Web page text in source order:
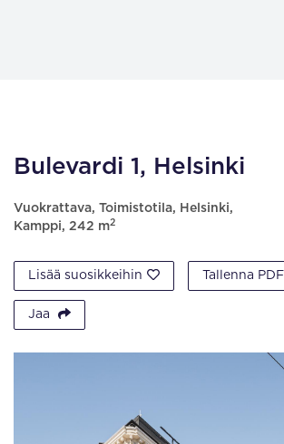
Bulevardi 1, Helsinki
Vuokrattava, Toimistotila, Helsinki,
Kamppi, 242 m2
Lisää suosikkeihin Tallenna PDF
Jaa